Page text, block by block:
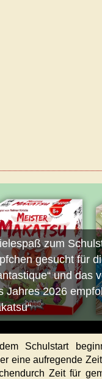
zum
gesucht für
und das
Jahres 2026
Schulstart
eine aufregende
Zeit für